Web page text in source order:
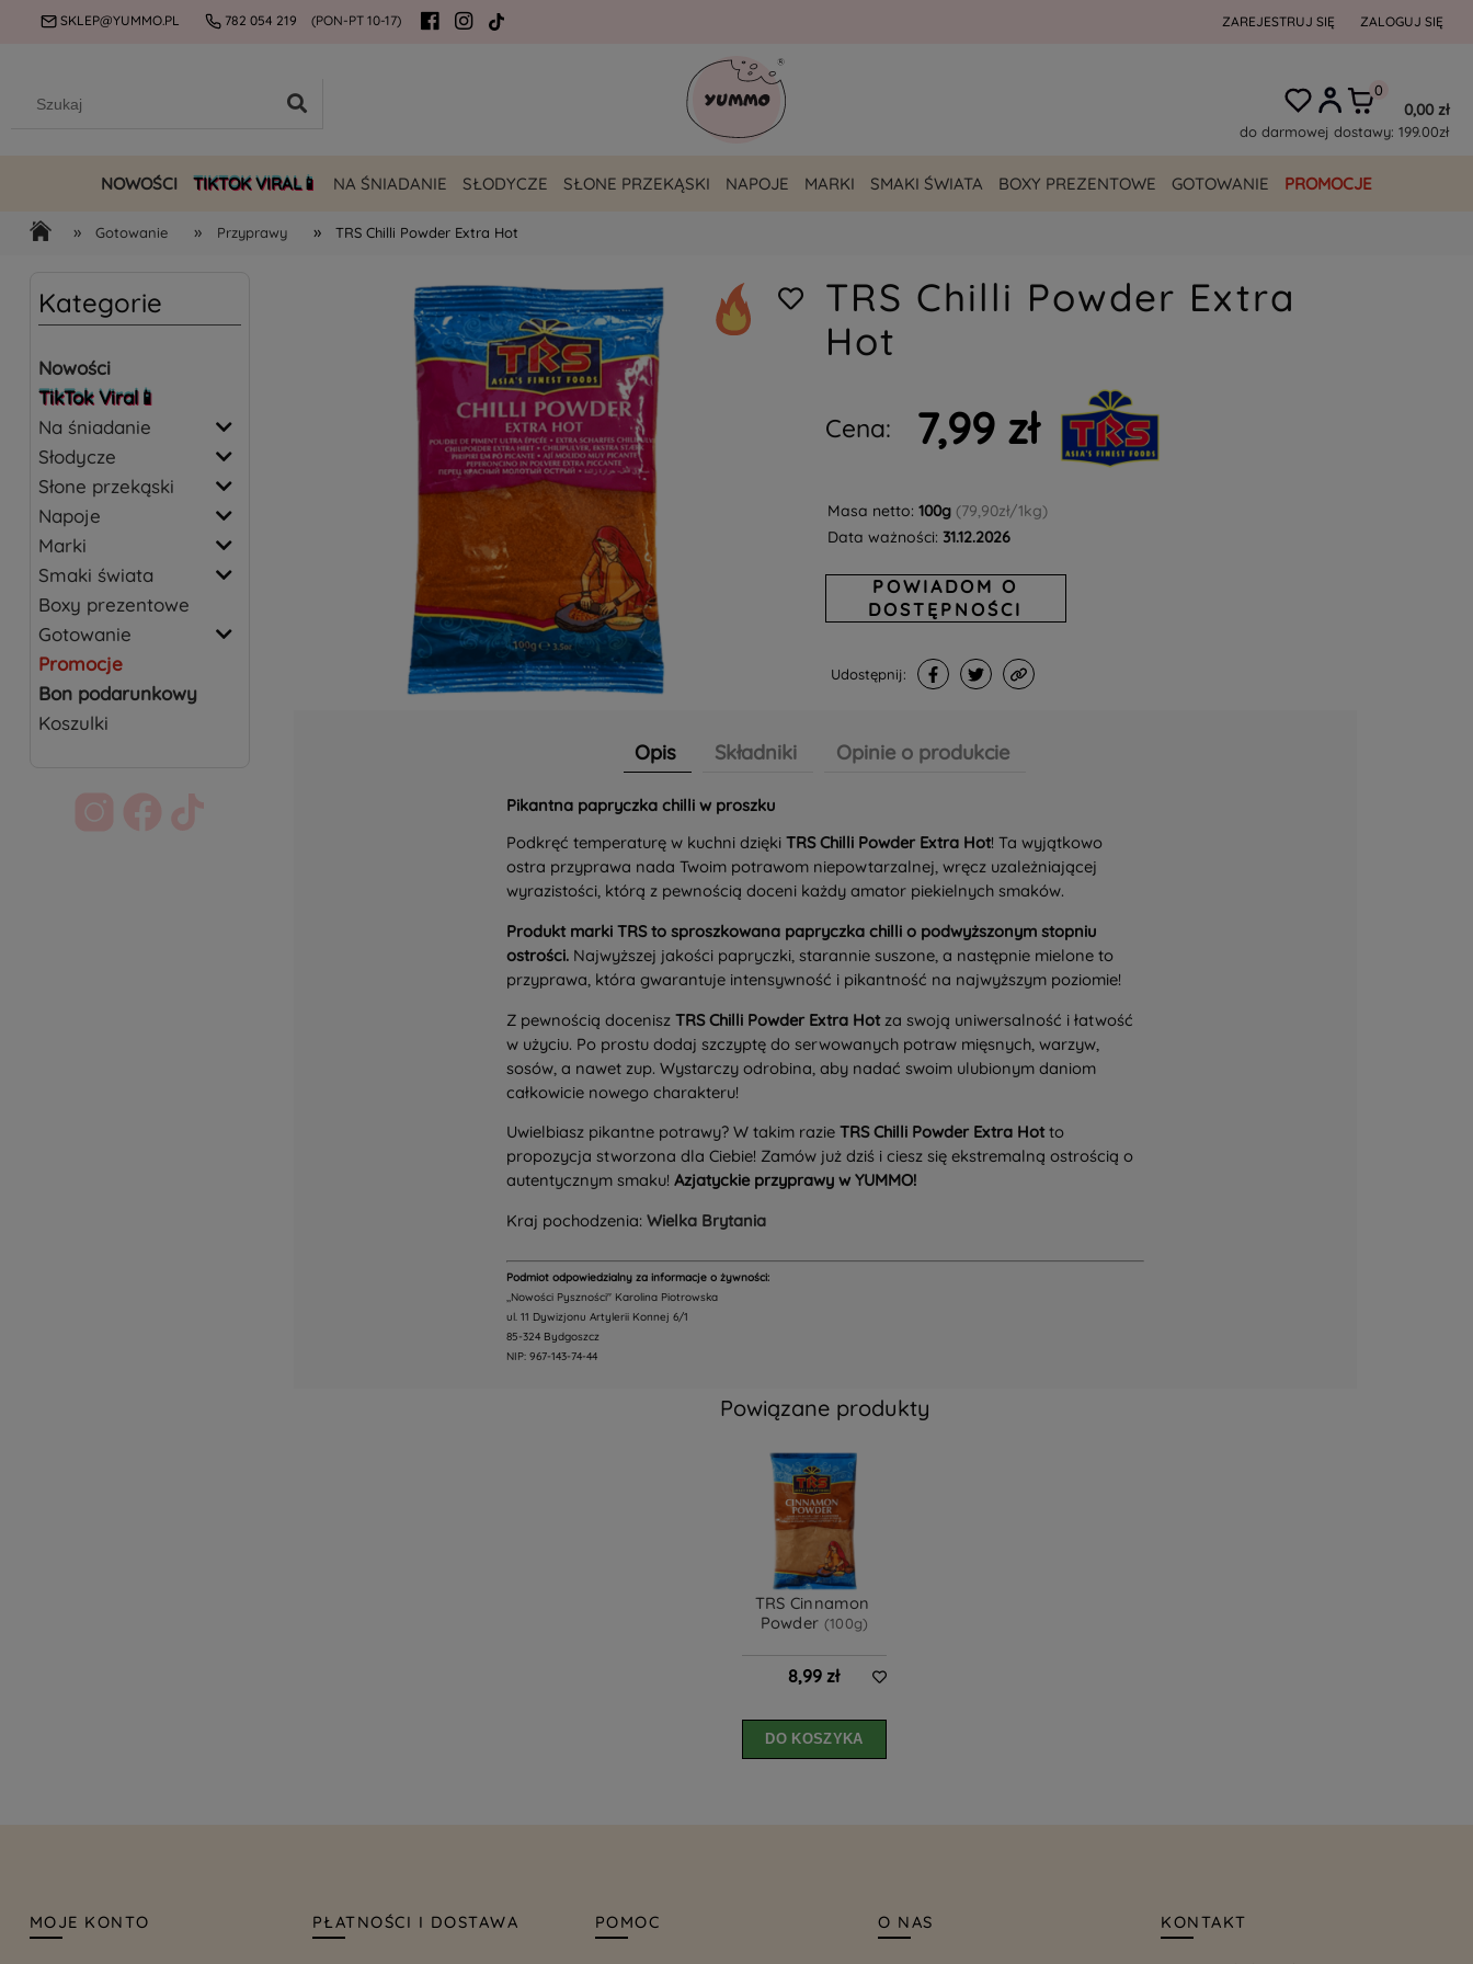
SKLEP@YUMMO.PL 782 054 219 (PON-PT 10-17) ZAREJESTRUJ SIĘ ZALOGUJ SIĘ
NOWOŚCI TIKTOK VIRAL📱 NA ŚNIADANIE SŁODYCZE SŁONE PRZEKĄSKI NAPOJE MARKI SMAKI ŚWIATA BOXY PREZENTOWE GOTOWANIE PROMOCJE
0,00 zł
do darmowej dostawy: 199.00zł
» Gotowanie » Przyprawy » TRS Chilli Powder Extra Hot
Kategorie
Nowości
TikTok Viral📱
Na śniadanie
Słodycze
Słone przekąski
Napoje
Marki
Smaki świata
Boxy prezentowe
Gotowanie
Promocje
Bon podarunkowy
Koszulki
TRS Chilli Powder Extra
Hot
Cena: 7,99 zł
Masa netto: 100g (79,90zł/1kg)
Data ważności: 31.12.2026
POWIADOM O
DOSTĘPNOŚCI
Udostępnij:
Opis Składniki Opinie o produkcie
Pikantna papryczka chilli w proszku
Podkręć temperaturę w kuchni dzięki TRS Chilli Powder Extra Hot! Ta wyjątkowo
ostra przyprawa nada Twoim potrawom niepowtarzalnej, wręcz uzależniającej
wyrazistości, którą z pewnością doceni każdy amator piekielnych smaków.
Produkt marki TRS to sproszkowana papryczka chilli o podwyższonym stopniu
ostrości.Najwyższej jakości papryczki, starannie suszone, a następnie mielone to
przyprawa, która gwarantuje intensywność i pikantność na najwyższym poziomie!
Z pewnością docenisz TRS Chilli Powder Extra Hotza swoją uniwersalność i łatwość
w użyciu. Po prostu dodaj szczyptę do serwowanych potraw mięsnych, warzyw,
sosów, a nawet zup. Wystarczy odrobina, aby nadać swoim ulubionym daniom
całkowicie nowego charakteru!
Uwielbiasz pikantne potrawy? W takim razie TRS Chilli Powder Extra Hotto
propozycja stworzona dla Ciebie! Zamów już dziś i ciesz się ekstremalną ostrością o
autentycznym smaku! Azjatyckie przyprawy w YUMMO!
Kraj pochodzenia: Wielka Brytania
Podmiot odpowiedzialny za informacje o żywności:
,,Nowości Pyszności" Karolina Piotrowska
ul. 11 Dywizjonu Artylerii Konnej 6/1
85-324 Bydgoszcz
NIP: 967-143-74-44
Powiązane produkty
TRS Cinnamon
Powder (100g)
8,99 zł
DO KOSZYKA
MOJE KONTO PŁATNOŚCI I DOSTAWA POMOC O NAS KONTAKT